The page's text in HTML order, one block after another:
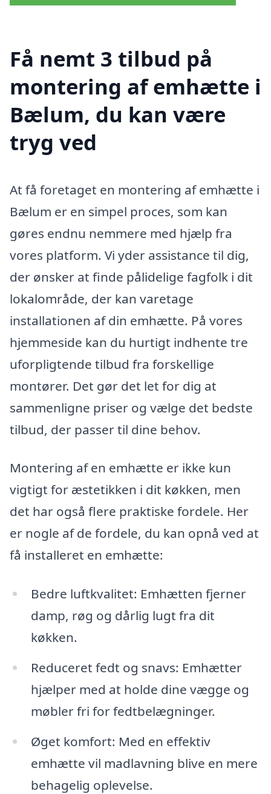
Få nemt 3 tilbud på
montering af emhætte i
Bælum, du kan være
tryg ved
At få foretaget en montering af emhætte i
Bælum er en simpel proces, som kan
gøres endnu nemmere med hjælp fra
vores platform. Vi yder assistance til dig,
der ønsker at finde pålidelige fagfolk i dit
lokalområde, der kan varetage
installationen af din emhætte. På vores
hjemmeside kan du hurtigt indhente tre
uforpligtende tilbud fra forskellige
montører. Det gør det let for dig at
sammenligne priser og vælge det bedste
tilbud, der passer til dine behov.
Montering af en emhætte er ikke kun
vigtigt for æstetikken i dit køkken, men
det har også flere praktiske fordele. Her
er nogle af de fordele, du kan opnå ved at
få installeret en emhætte:
Bedre luftkvalitet: Emhætten fjerner
damp, røg og dårlig lugt fra dit
køkken.
Reduceret fedt og snavs: Emhætter
hjælper med at holde dine vægge og
møbler fri for fedtbelægninger.
Øget komfort: Med en effektiv
emhætte vil madlavning blive en mere
behagelig oplevelse.